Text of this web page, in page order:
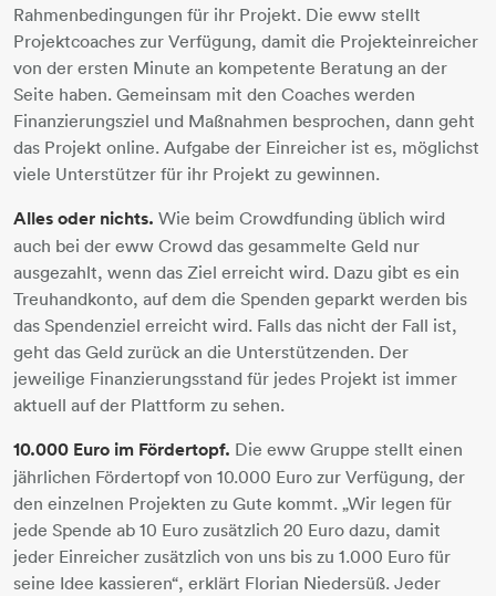
Rahmenbedingungen für ihr Projekt. Die eww stellt
Projektcoaches zur Verfügung, damit die Projekteinreicher
von der ersten Minute an kompetente Beratung an der
Seite haben. Gemeinsam mit den Coaches werden
Finanzierungsziel und Maßnahmen besprochen, dann geht
das Projekt online. Aufgabe der Einreicher ist es, möglichst
viele Unterstützer für ihr Projekt zu gewinnen.
Alles oder nichts. Wie beim Crowdfunding üblich wird
auch bei der eww Crowd das gesammelte Geld nur
ausgezahlt, wenn das Ziel erreicht wird. Dazu gibt es ein
Treuhandkonto, auf dem die Spenden geparkt werden bis
das Spendenziel erreicht wird. Falls das nicht der Fall ist,
geht das Geld zurück an die Unterstützenden. Der
jeweilige Finanzierungsstand für jedes Projekt ist immer
aktuell auf der Plattform zu sehen.
10.000 Euro im Fördertopf. Die eww Gruppe stellt einen
jährlichen Fördertopf von 10.000 Euro zur Verfügung, der
den einzelnen Projekten zu Gute kommt. „Wir legen für
jede Spende ab 10 Euro zusätzlich 20 Euro dazu, damit
jeder Einreicher zusätzlich von uns bis zu 1.000 Euro für
seine Idee kassieren“, erklärt Florian Niedersüß. Jeder